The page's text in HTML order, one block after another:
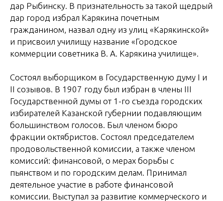
дар Рыбинску. В признательность за такой щедрый
дар город избрал Карякина почетным
гражданином, назвал одну из улиц «Карякинской»
и присвоил училищу название «Городское
коммерции советника В. A. Карякина училище».
Состоял выборщиком в Государственную думу I и
II созывов. В 1907 году был избран в члены III
Государственной думы от 1-го съезда городских
избирателей Казанской губернии подавляющим
большинством голосов. Был членом бюро
фракции октябристов. Состоял председателем
продовольственной комиссии, а также членом
комиссий: финансовой, о мерах борьбы с
пьянством и по городским делам. Принимал
деятельное участие в работе финансовой
комиссии. Выступал за развитие коммерческого и